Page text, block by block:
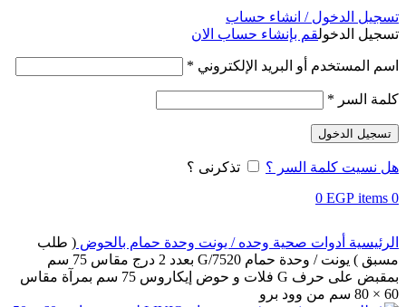
تسجيل الدخول / انشاء حساب
تسجيل الدخولقم بإنشاء حساب الان
اسم المستخدم أو البريد الإلكتروني *
كلمة السر *
تسجيل الدخول
هل نسيت كلمة السر ؟
تذكرنى ؟
0
items
0 EGP
الرئيسية أدوات صحية وحده / يونت وحدة حمام بالحوض ( طلب
مسبق ) يونت / وحدة حمام G/7520 بعدد 2 درج مقاس 75 سم
بمقبض على حرف G فلات و حوض إيكاروس 75 سم بمرآة مقاس
60 × 80 سم من وود برو